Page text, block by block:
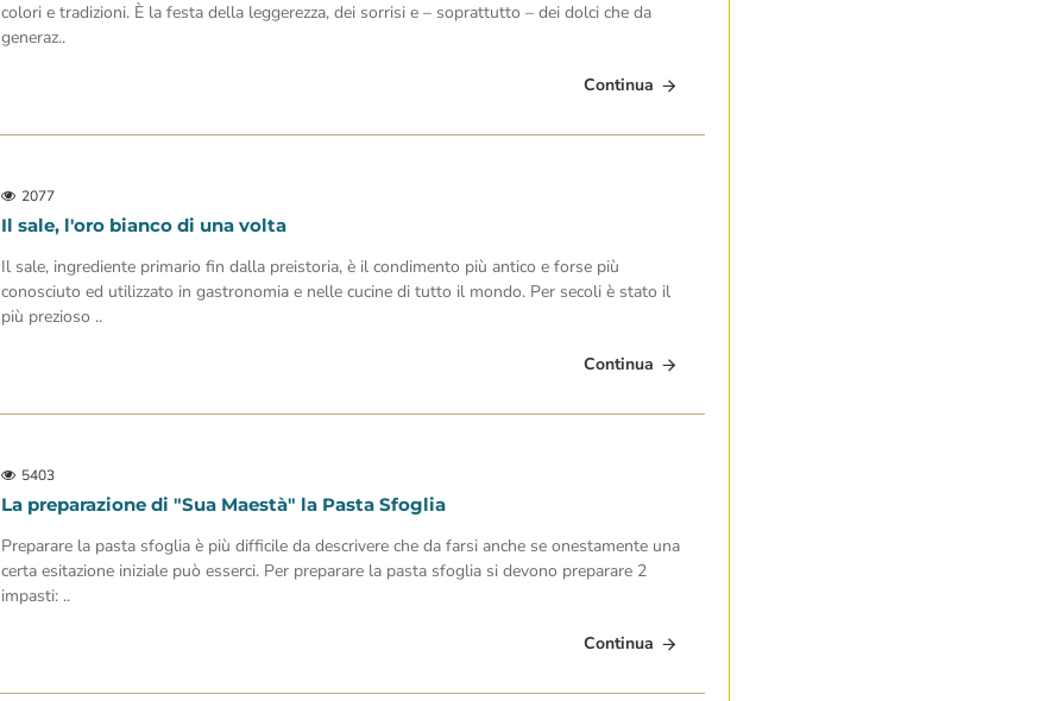
colori e tradizioni. È la festa della leggerezza, dei sorrisi e – soprattutto – dei dolci che da
generaz..
Continua
2077
Il sale, l'oro bianco di una volta
Il sale, ingrediente primario fin dalla preistoria, è il condimento più antico e forse più
conosciuto ed utilizzato in gastronomia e nelle cucine di tutto il mondo. Per secoli è stato il
più prezioso ..
Continua
5403
La preparazione di "Sua Maestà" la Pasta Sfoglia
Preparare la pasta sfoglia è più difficile da descrivere che da farsi anche se onestamente una
certa esitazione iniziale può esserci. Per preparare la pasta sfoglia si devono preparare 2
impasti: ..
Continua